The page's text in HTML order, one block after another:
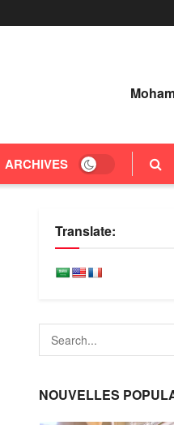
ARCHIVES
Translate:
NOUVELLES